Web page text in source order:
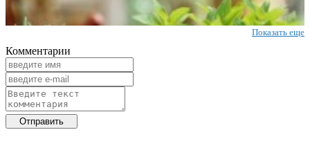
Показать еще
Комментарии